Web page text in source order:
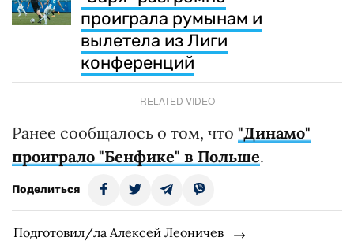
проиграла румынам и
вылетела из Лиги
конференций
RELATED VIDEO
Ранее сообщалось о том, что "Динамо"
проиграло "Бенфике" в Польше.
Поделиться
Подготовил/ла Алексей Леоничев